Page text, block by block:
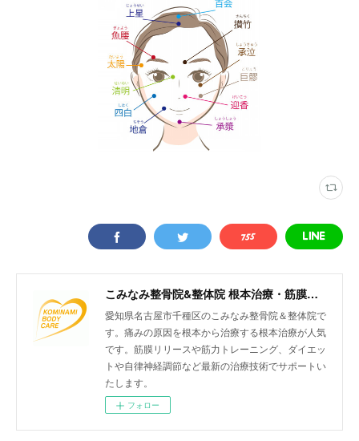
こみなみ整骨院&整体院 根本治療・筋膜リリースなどの最新治療もお任せください 名古屋市千種区仲田
愛知県名古屋市千種区のこみなみ整骨院＆整体院で
す。痛みの原因を根本から治療する根本治療が人気
です。筋膜リリースや筋力トレーニング、ダイエッ
トや自律神経調節など最新の治療技術でサポートい
たします。
フォロー